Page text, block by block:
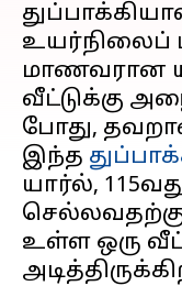
உயர்நிலைப்
மாணவரான
வீட்டுக்கு
போது,
இந்த
யார்ல்,
செல்லவதற்கு
உள்ள ஒரு